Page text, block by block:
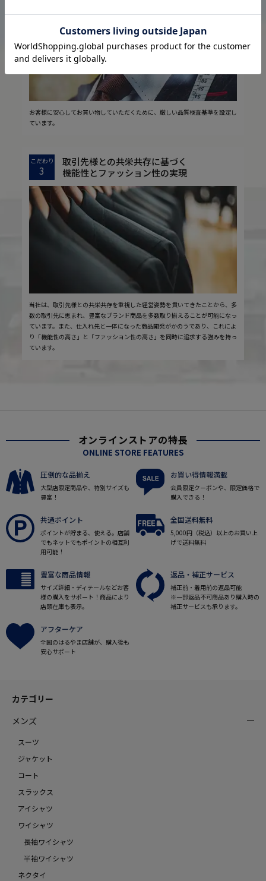
お客様に安心してお買い物していただくために、厳しい品質検査基準を設定し
ています。
こだわり
3
取引先様との共栄共存に基づく
機能性とファッション性の実現
当社は、取引先様との共栄共存を重視した経営姿勢を貫いてきたことから、多
数の取引先に恵まれ、豊富なブランド商品を多数取り揃えることが可能になっ
ています。また、仕入れ先と一体になった商品開発がかのうであり、これによ
り「機能性の高さ」と「ファッション性の高さ」を同時に追求する強みを持っ
ています。
オンラインストアの特長
ONLINE STORE FEATURES
圧倒的な品揃え
大型店限定商品や、特別サイズも
豊富！
お買い得情報満載
会員限定クーポンや、限定価格で
購入できる！
共通ポイント
ポイントが貯まる、使える。店舗
でもネットでもポイントの相互利
用可能！
全国送料無料
5,000円（税込）以上のお買い上
げで送料無料
豊富な商品情報
サイズ詳細・ディテールなどお客
様の購入をサポート！商品により
店頭在庫も表示。
返品・補正サービス
補正前・着用前の返品可能
※一部返品不可商品あり購入時の
補正サービスも承ります。
アフターケア
全国のはるやま店舗が、購入後も
安心サポート
カテゴリー
メンズ
スーツ
ジャケット
コート
スラックス
アイシャツ
ワイシャツ
長袖ワイシャツ
半袖ワイシャツ
ネクタイ